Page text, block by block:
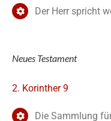
Der Herr spricht
Neues Testament
2. Korinther 9
Die Sammlung